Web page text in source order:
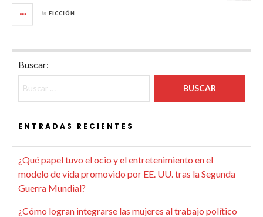
in FICCIÓN
Buscar:
ENTRADAS RECIENTES
¿Qué papel tuvo el ocio y el entretenimiento en el
modelo de vida promovido por EE. UU. tras la Segunda
Guerra Mundial?
¿Cómo logran integrarse las mujeres al trabajo político